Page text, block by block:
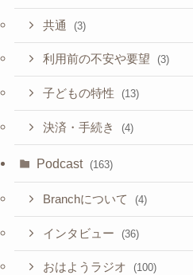
共通 (3)
利用前の不安や要望 (3)
子どもの特性 (13)
決済・手続き (4)
Podcast (163)
Branchについて (4)
インタビュー (36)
おはようラジオ (100)